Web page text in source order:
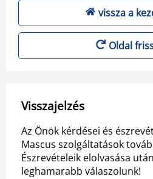
vissza a
Oldal
Visszajelzés
Az Önök kérdései és
Mascus szolgáltatások
Észrevételeik elolvasása
leghamarabb válaszolunk!